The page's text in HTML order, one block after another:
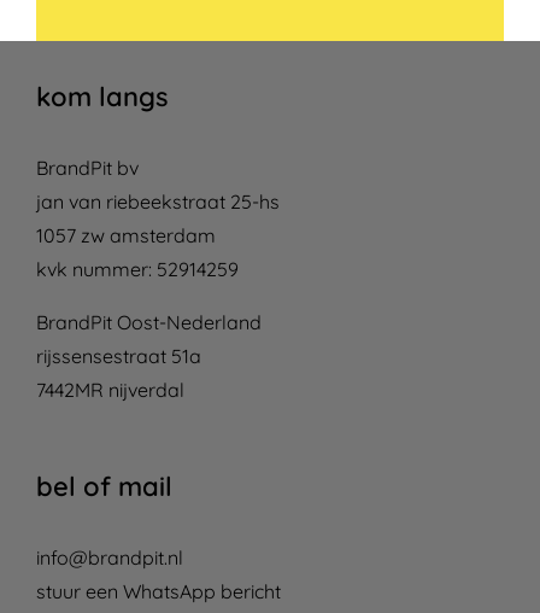
kom langs
BrandPit bv
jan van riebeekstraat 25-hs
1057 zw amsterdam
kvk nummer: 52914259
BrandPit Oost-Nederland
rijssensestraat 51a
7442MR nijverdal
bel of mail
info@brandpit.nl
stuur een WhatsApp bericht